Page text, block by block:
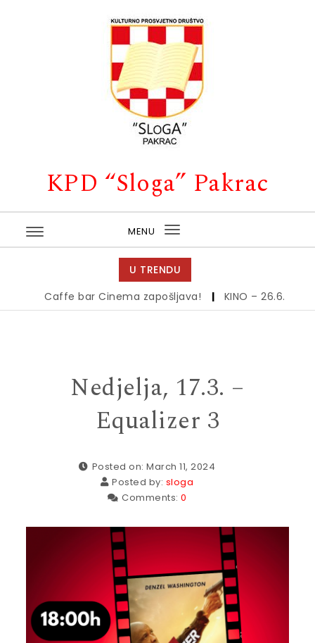
KPD “Sloga” Pakrac
MENU
Toggle
navigation
U TRENDU
Caffe bar Cinema zapošljava! | KINO – 26.6. |
Nedjelja, 17.3. –
Equalizer 3
Posted on: March 11, 2024
Posted by: sloga
Comments: 0